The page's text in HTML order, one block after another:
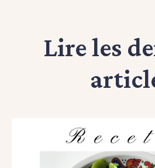
Lire les